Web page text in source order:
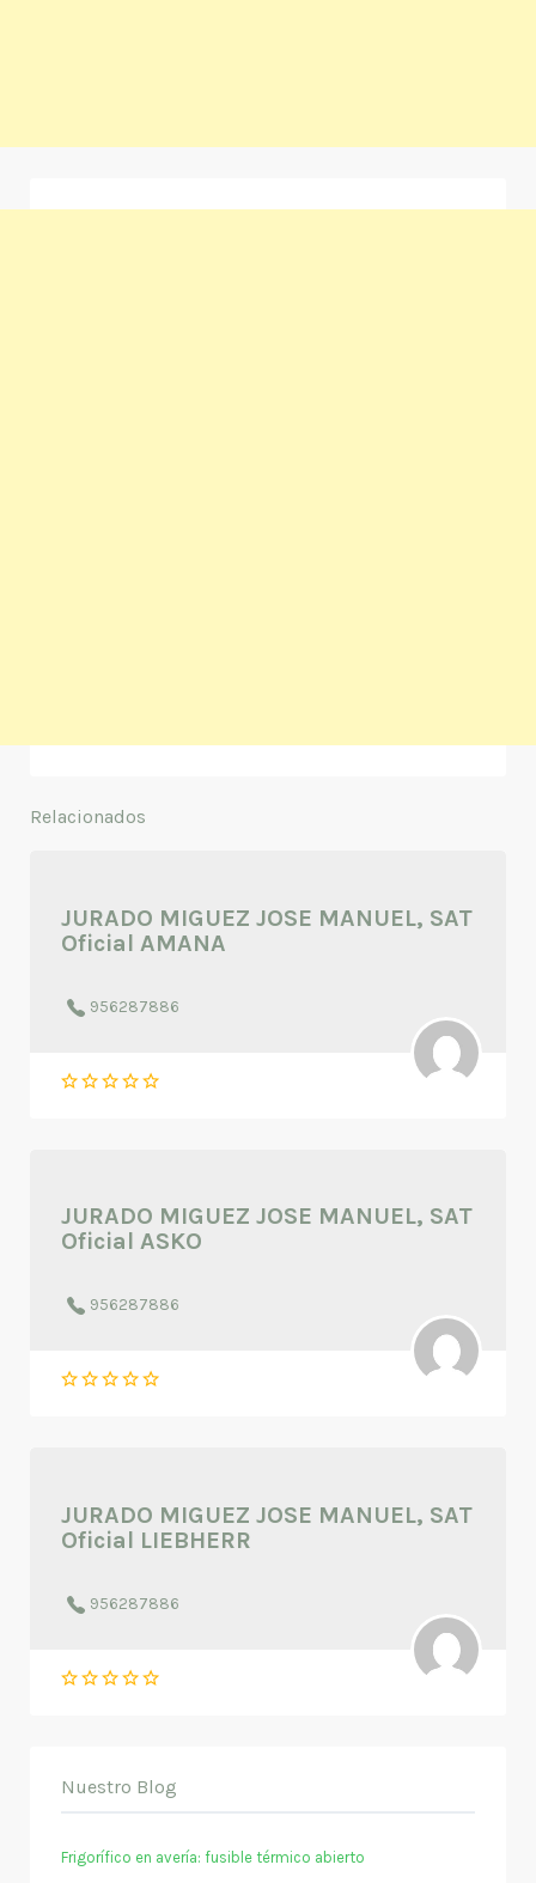
Relacionados
JURADO MIGUEZ JOSE MANUEL, SAT
Oficial AMANA
956287886
JURADO MIGUEZ JOSE MANUEL, SAT
Oficial ASKO
956287886
JURADO MIGUEZ JOSE MANUEL, SAT
Oficial LIEBHERR
956287886
Nuestro Blog
Frigorífico en avería: fusible térmico abierto